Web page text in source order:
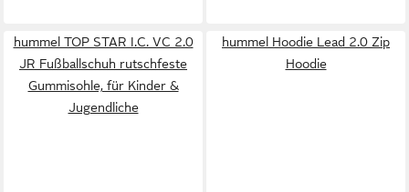
hummel TOP STAR I.C. VC 2.0
JR Fußballschuh rutschfeste
Gummisohle, für Kinder &
Jugendliche
hummel Hoodie Lead 2.0 Zip
Hoodie